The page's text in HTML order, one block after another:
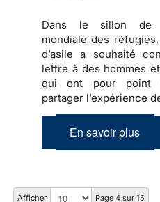
Dans le sillon de
mondiale des
d’asile a souhaité
lettre à des hommes
qui ont pour point
partager l’expérience
En savoir plus
Afficher Page 4 sur 15